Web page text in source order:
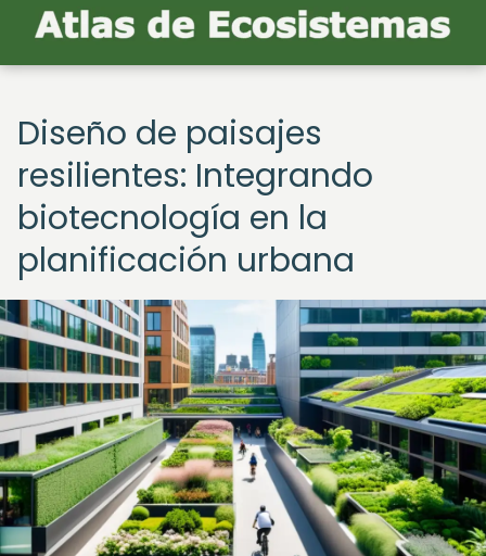
Diseño de paisajes
resilientes: Integrando
biotecnología en la
planificación urbana